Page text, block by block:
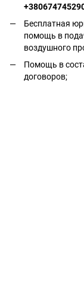
Бесплатная
помощь в
воздушного
Помощь в
договоров;